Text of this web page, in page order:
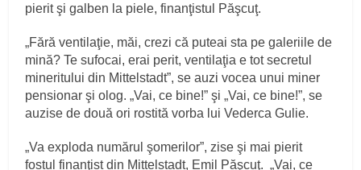
pierit şi galben la piele, finanţistul Păşcuţ.
„Fără ventilaţie, măi, crezi că puteai sta pe galeriile de
mină? Te sufocai, erai perit, ventilaţia e tot secretul
mineritului din Mittelstadt”, se auzi vocea unui miner
pensionar şi olog. „Vai, ce bine!” şi „Vai, ce bine!”, se
auzise de două ori rostită vorba lui Vederca Gulie.
„Va exploda numărul şomerilor”, zise şi mai pierit
fostul finanţist din Mittelstadt, Emil Păşcuţ. „Vai, ce